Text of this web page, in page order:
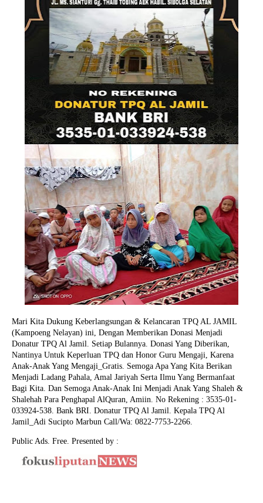
Mari Kita Dukung Keberlangsungan & Kelancaran TPQ AL JAMIL
(Kampoeng Nelayan) ini, Dengan Memberikan Donasi Menjadi
Donatur TPQ Al Jamil. Setiap Bulannya. Donasi Yang Diberikan,
Nantinya Untuk Keperluan TPQ dan Honor Guru Mengaji, Karena
Anak-Anak Yang Mengaji_Gratis. Semoga Apa Yang Kita Berikan
Menjadi Ladang Pahala, Amal Jariyah Serta Ilmu Yang Bermanfaat
Bagi Kita. Dan Semoga Anak-Anak Ini Menjadi Anak Yang Shaleh &
Shalehah Para Penghapal AlQuran, Amiin. No Rekening : 3535-01-
033924-538. Bank BRI. Donatur TPQ Al Jamil. Kepala TPQ Al
Jamil_Adi Sucipto Marbun Call/Wa: 0822-7753-2266.
Public Ads. Free. Presented by :